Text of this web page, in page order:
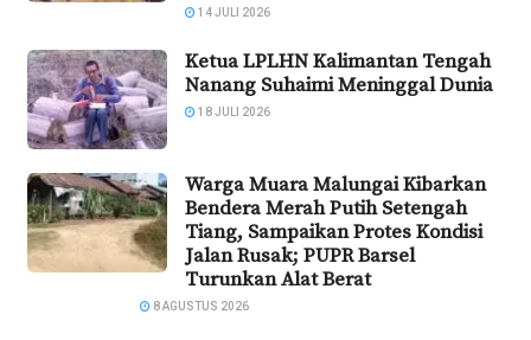
14 JULI 2026
Ketua LPLHN Kalimantan Tengah
Nanang Suhaimi Meninggal Dunia
18 JULI 2026
Warga Muara Malungai Kibarkan
Bendera Merah Putih Setengah
Tiang, Sampaikan Protes Kondisi
Jalan Rusak; PUPR Barsel
Turunkan Alat Berat
8 AGUSTUS 2026